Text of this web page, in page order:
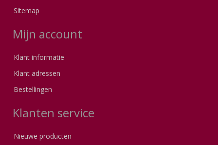
Sitemap
Mijn account
Klant informatie
Klant adressen
Bestellingen
Klanten service
Nieuwe producten